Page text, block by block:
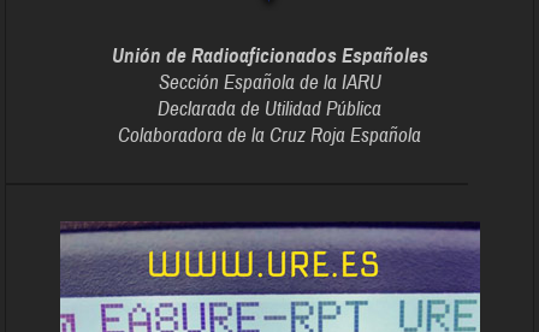
Unión de Radioaficionados Españoles
Sección Española de la IARU
Declarada de Utilidad Pública
Colaboradora de la Cruz Roja Española